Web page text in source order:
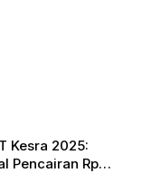
Kesra 2025:
Pencairan Rp